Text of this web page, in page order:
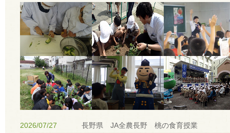
2026/07/27
長野県 JA全農長野 桃の食育授業